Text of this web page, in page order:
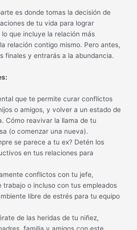
es donde tomas la decisión de
de tu vida para lograr
que incluye la relación más
relación contigo mismo. Pero antes,
finales y entrarás a la abundancia.
que te permite curar conflictos
o amigos, y volver a un estado de
Cómo reavivar la llama de tu
(o comenzar una nueva).
se parece a tu ex? Detén los
en tus relaciones para
conflictos con tu jefe,
trabajo o incluso con tus empleados
libre de estrés para tu equipo
de las heridas de tu niñez,
familia y amigos con este